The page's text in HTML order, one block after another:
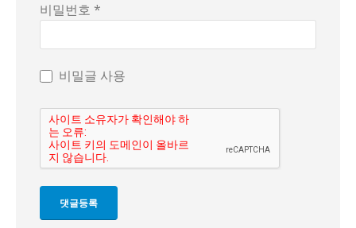
비밀번호 *
비밀글 사용